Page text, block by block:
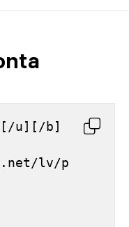
u][/b]
lv/p